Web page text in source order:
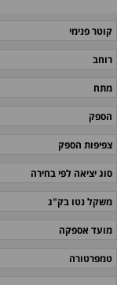
קוטר פנימי
רוחב
מתח
הספק
צפיפות הספק
סוג יציאה לפי בחירה
משקל נטו בק"ג
מועד אספקה
טמפרטורה